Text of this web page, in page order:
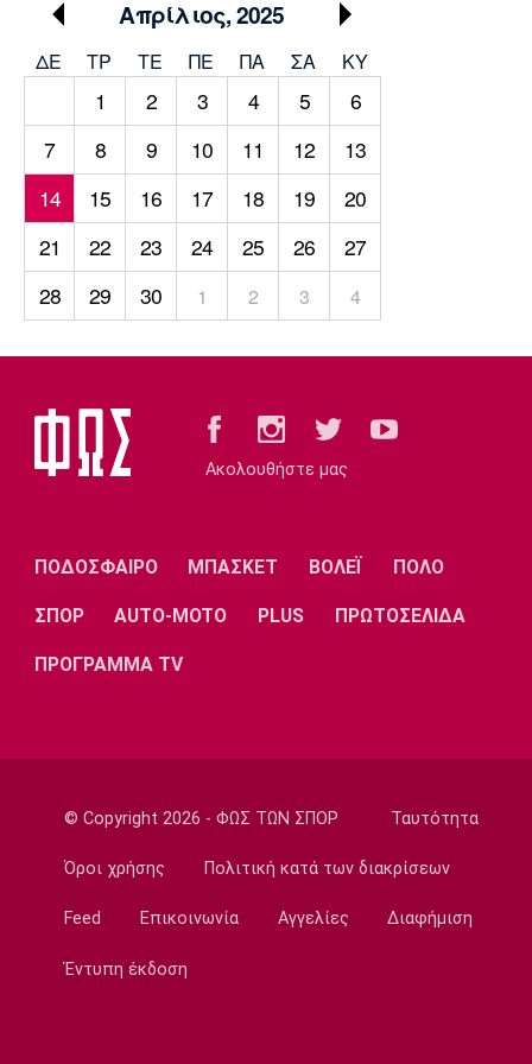
Πολιτισμός
Τραγούδια
Cine Spot
Running
Media
Παρασκήνιο
Πρόγραμμα TV
Ιωνικός Κηφισιά Πανσερραϊκός
Γιουνάιτεντ
Σίτι
Μπορούσια
Παρί Σεν
Μαρσέιγ
Μονακό
Απρίλιος, 2025
ΔΕ ΤΡ TΕ ΠΕ ΠΑ ΣΑ ΚΥ
1 2 3 4 5
6
7
8 9 10 11 12
13
14
15 16 17 18 19
20
21
22 23 24 25 26
27
28
29 30 1 2 3 4
Ακολουθήστε μας
ΠΟΔΟΣΦΑΙΡΟ ΜΠΑΣΚΕΤ ΒΟΛΕΪ ΠΟΛΟ
ΣΠΟΡ AUTO-MOTO PLUS ΠΡΩΤΟΣΕΛΙΔΑ
ΠΡΟΓΡΑΜΜΑ TV
© Copyright 2026 - ΦΩΣ ΤΩΝ ΣΠΟΡ Ταυτότητα
Όροι χρήσης Πολιτική κατά των διακρίσεων
Feed Επικοινωνία Αγγελίες Διαφήμιση
Έντυπη έκδοση